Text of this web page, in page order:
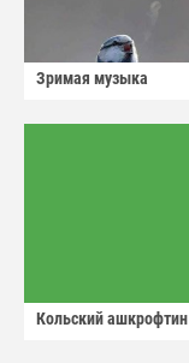
Зримая музыка
Кольский ашкрофтин